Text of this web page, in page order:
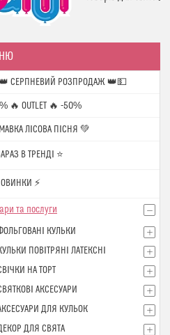
СЕРПНЕВИЙ РОЗПРОДАЖ 👑💵
🔥 OUTLET 🔥 -50%
ЛІСОВА ПІСНЯ 💚
В ТРЕНДІ ⭐️
⚡
та послуги
КУЛЬКИ
ПОВІТРЯНІ ЛАТЕКСНІ
НА ТОРТ
АКСЕСУАРИ
ДЛЯ КУЛЬОК
ДЛЯ СВЯТА